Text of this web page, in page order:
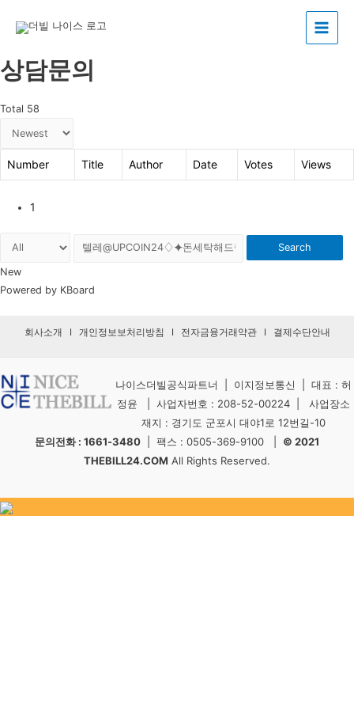
Main
상담문의
Total 58
Number Title Author Date Votes Views
1
Search
New
Powered by KBoard
회사소개 I 개인정보보처리방침 I 전자금융거래약관I 결제수단안내
나이스더빌공식파트너 | 이지정보통신 | 대표 : 허
정윤 | 사업자번호 : 208-52-00224 | 사업장소
재지 : 경기도 군포시 대야1로 12번길-10
문의전화 : 1661-3480 | 팩스 : 0505-369-9100 | © 2021
THEBILL24.COM All Rights Reserved.